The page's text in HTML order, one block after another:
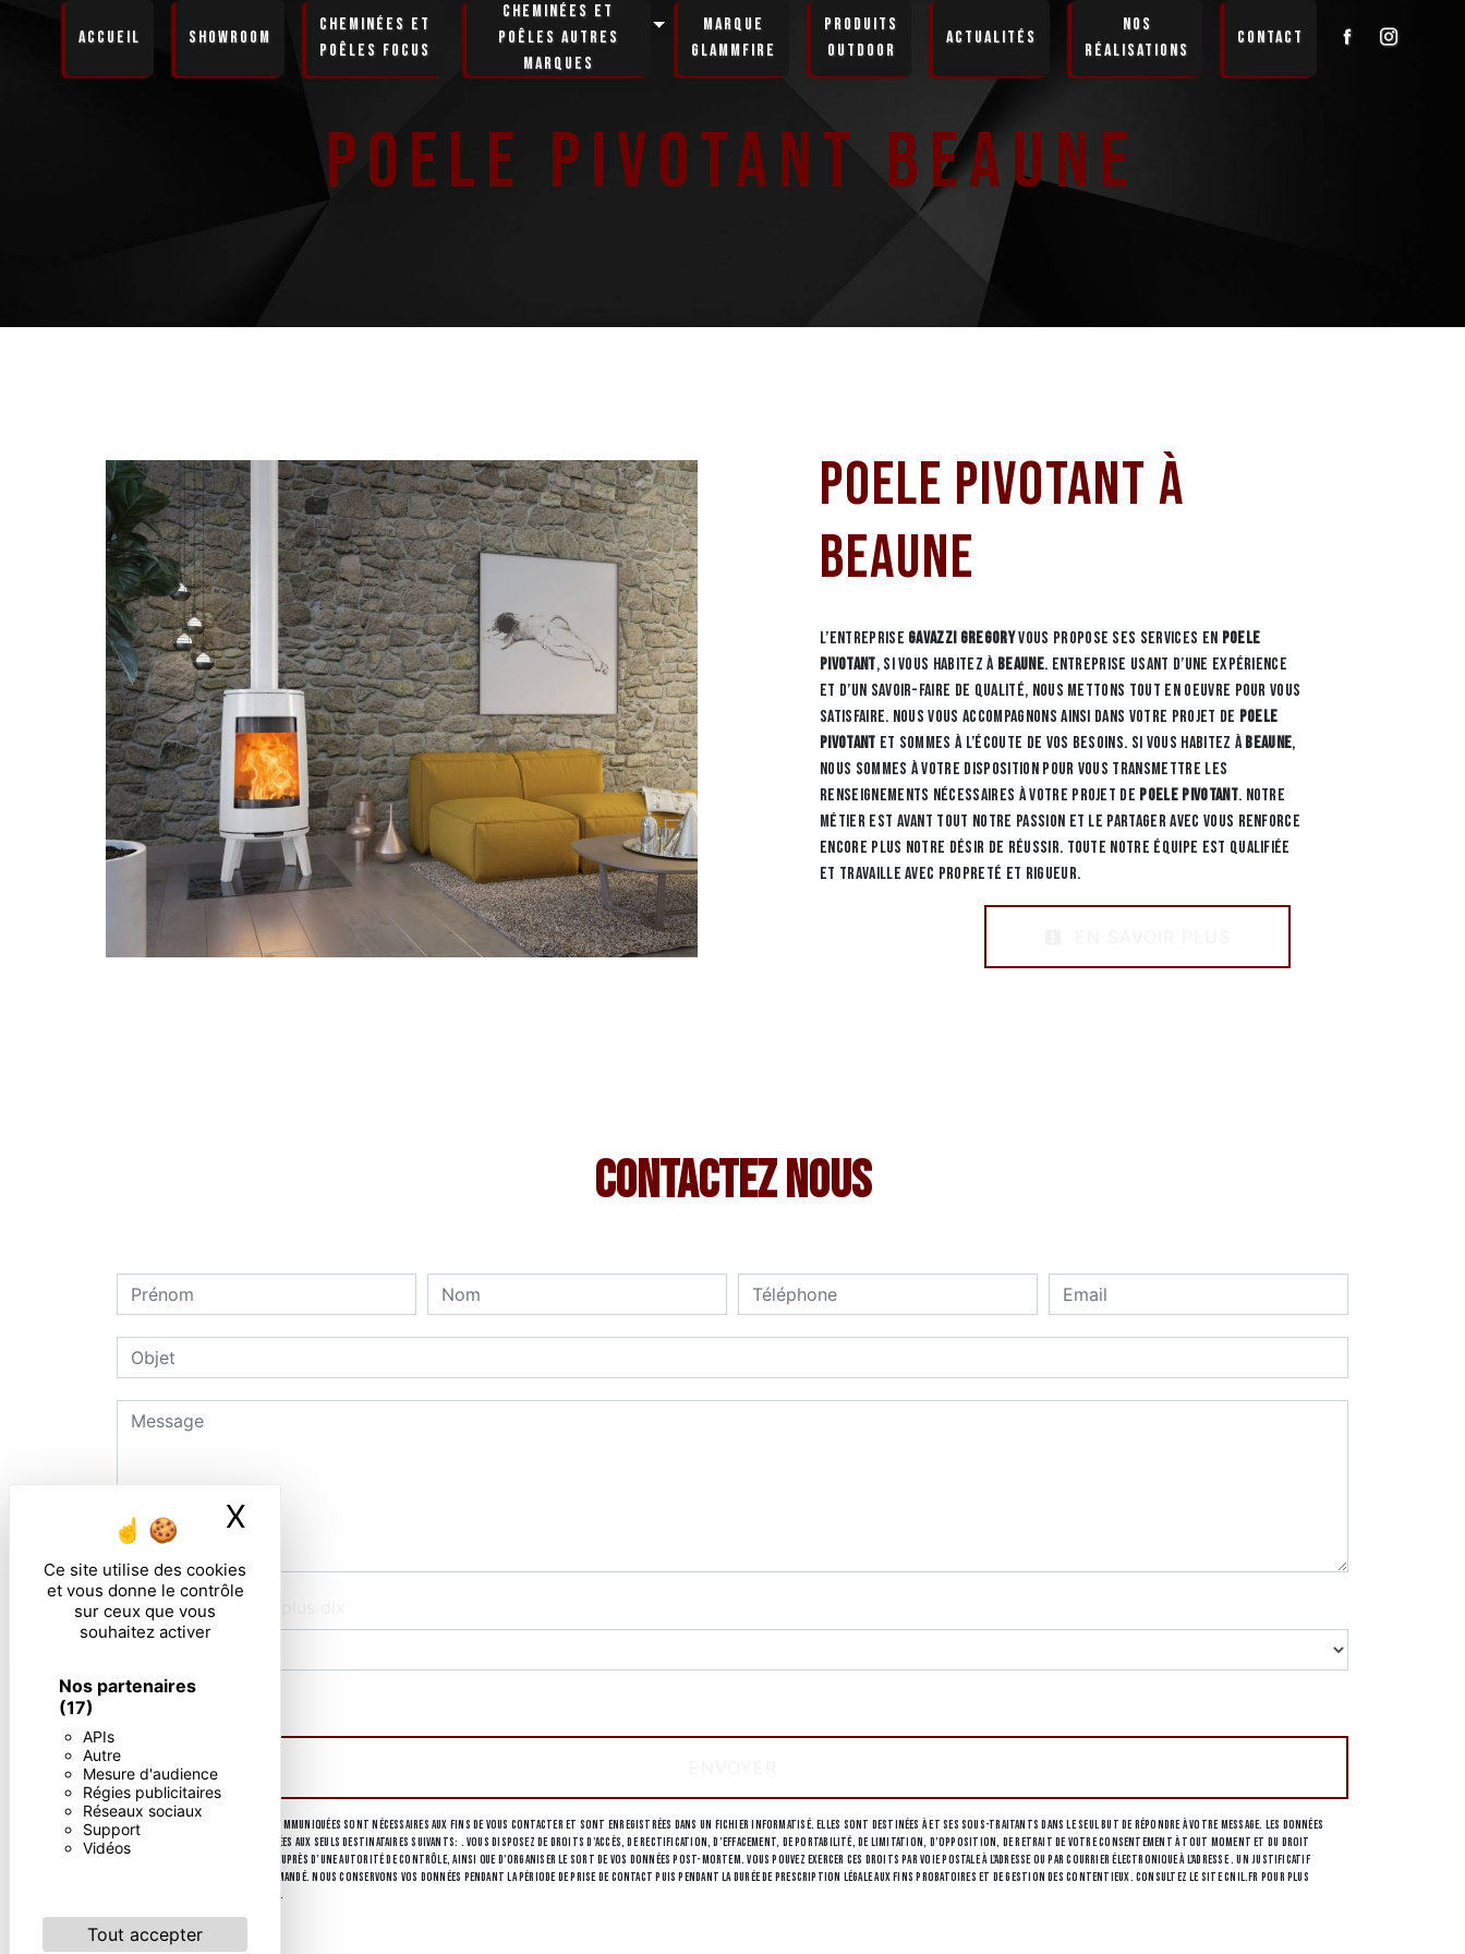
Ce site utilise des cookies
et vous donne le contrôle
sur ceux que vous
souhaitez activer
Nos partenaires
(17)
APIs
Autre
Mesure d'audience
Régies publicitaires
Réseaux sociaux
Support
Vidéos
Tout accepter
X
Accueil Showroom
Cheminées et
Poêles Focus
Cheminées et
poêles autres
marques
Marque
GlammFire
Produits
Outdoor
Actualités
Nos
réalisations
Contact
Poele pivotant Beaune
Poele pivotant à
Beaune
L’entreprise GAVAZZI GREGORYvous propose ses services en Poele
pivotant, si vous habitez à Beaune. Entreprise usant d’une expérience
et d’un savoir-faire de qualité, nous mettons tout en oeuvre pour vous
satisfaire. Nous vous accompagnons ainsi dans votre projet de Poele
pivotant et sommes à l’écoute de vos besoins. Si vous habitez àBeaune,
nous sommes à votre disposition pour vous transmettre les
renseignements nécessaires à votre projet de Poele pivotant. Notre
métier est avant tout notre passion et le partager avec vous renforce
encore plus notre désir de réussir. Toute notre équipe est qualifiée
et travaille avec propreté et rigueur.
Contactez nous
Combien font deux plus dix
** Les données personnelles communiquées sont nécessaires aux fins de vous contacter et sont enregistrées dans un fichier informatisé. Elles sont destinées à et ses sous-traitants dans le seul but de répondre à votre message. Les données
collectées seront communiquées aux seuls destinataires suivants: . Vous disposez de droits d’accès, de rectification, d’effacement, de portabilité, de limitation, d’opposition, de retrait de votre consentement à tout moment et du droit
d’introduire une réclamation auprès d’une autorité de contrôle, ainsi que d’organiser le sort de vos données post-mortem. Vous pouvez exercer ces droits par voie postale à l'adresse ou par courrier électronique à l'adresse . Un justificatif
d'identité pourra vous être demandé. Nous conservons vos données pendant la période de prise de contact puis pendant la durée de prescription légale aux fins probatoires et de gestion des contentieux. Consultez le site cnil.fr pour plus
d’informations sur vos droits.